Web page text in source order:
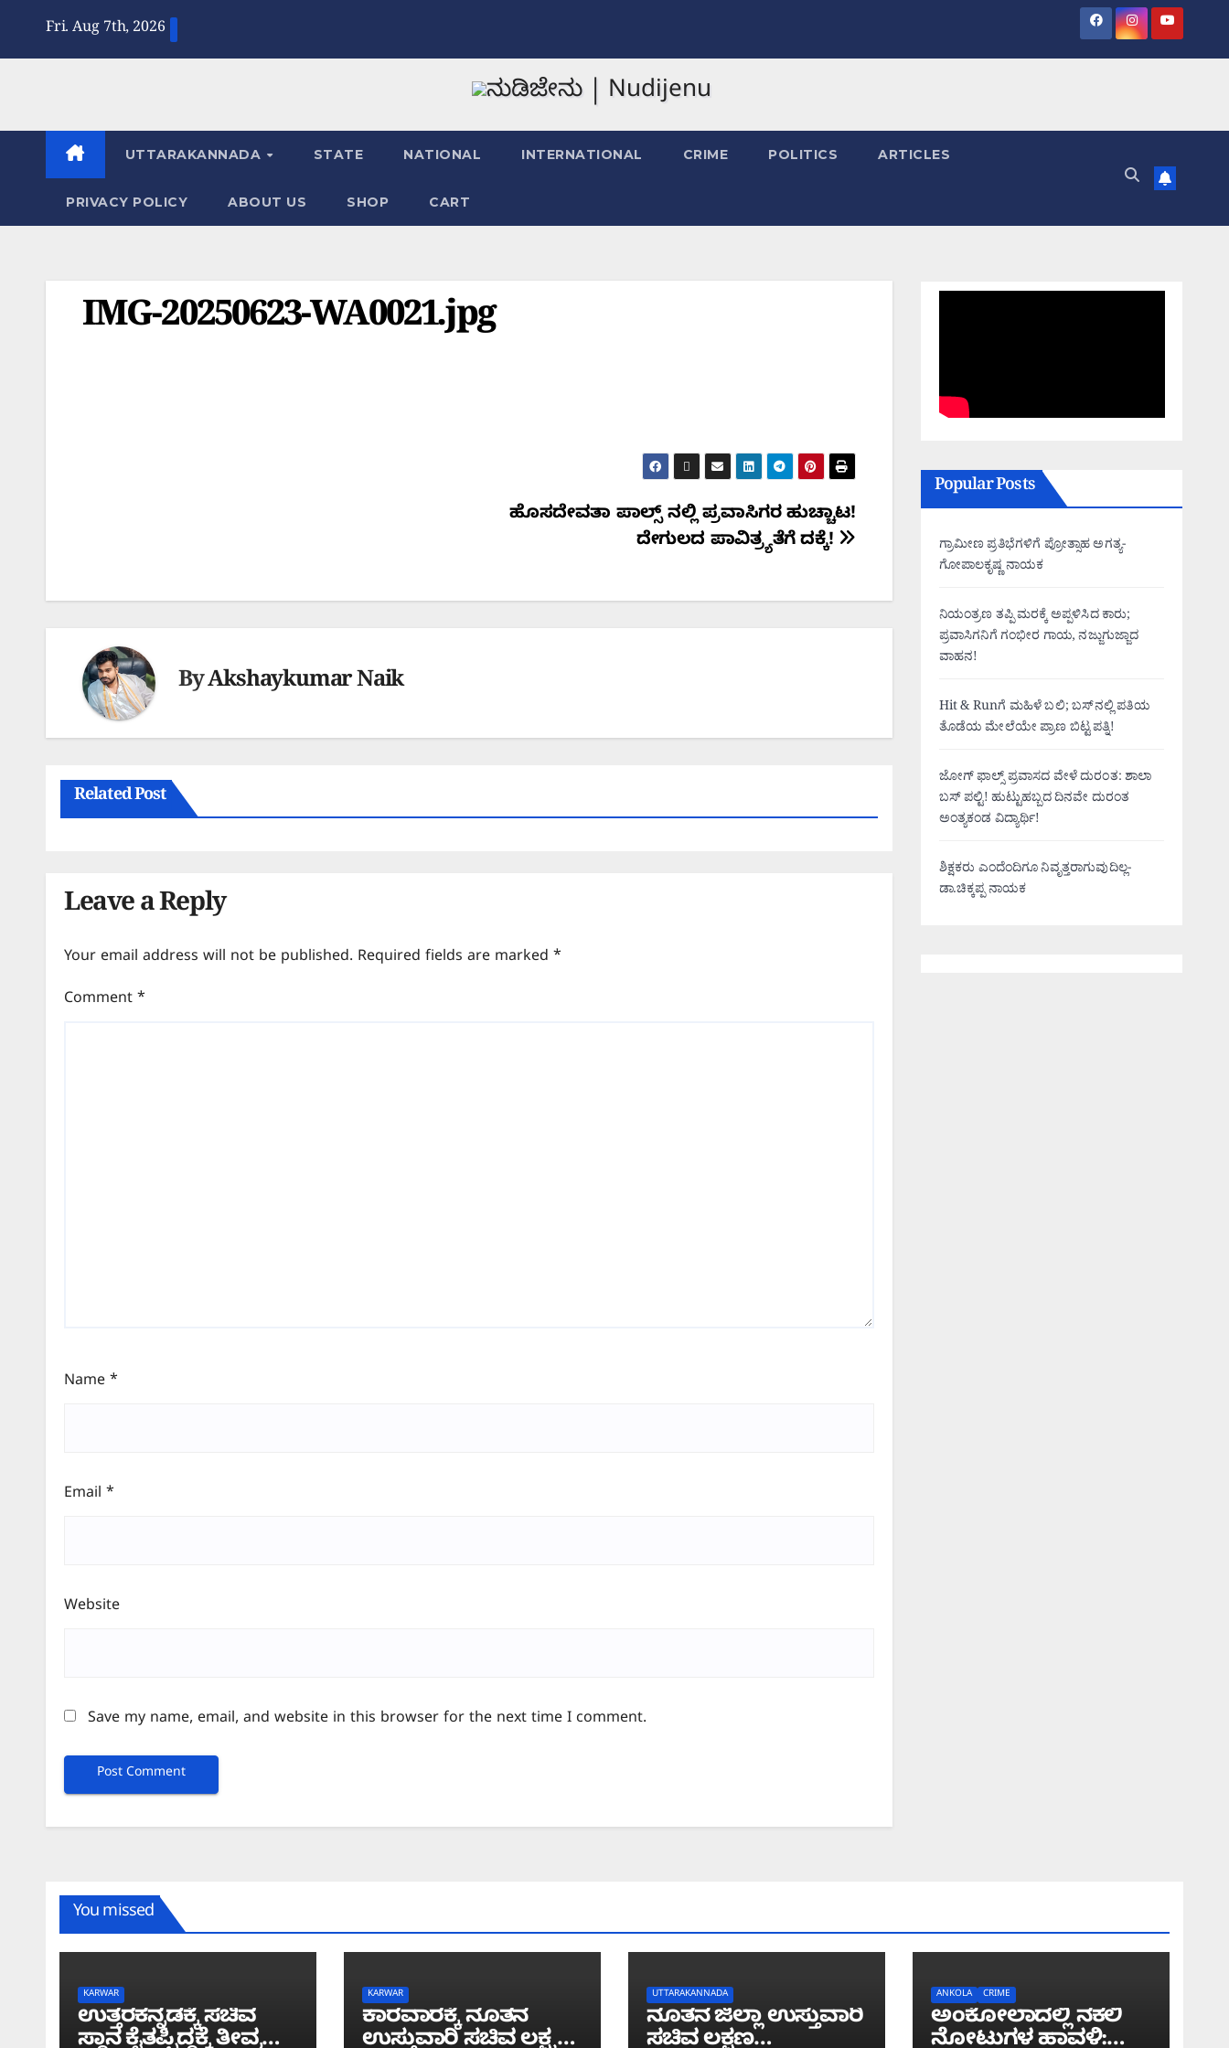
Fri. Aug 7th, 2026
UTTARAKANNADA STATE NATIONAL INTERNATIONAL CRIME POLITICS ARTICLES
PRIVACY POLICY ABOUT US SHOP CART
IMG-20250623-WA0021.jpg
ಹೊಸದೇವತಾ ಪಾಲ್ಸ್ ನಲ್ಲಿ ಪ್ರವಾಸಿಗರ ಹುಚ್ಚಾಟ!
ದೇಗುಲದ ಪಾವಿತ್ರ್ಯತೆಗೆ ದಕ್ಕೆ!
ByAkshaykumar Naik
Related Post
Leave a Reply
Your email address will not be published. Required fields are marked *
Comment *
Name *
Email *
Website
Save my name, email, and website in this browser for the next time I comment.
Popular Posts
ಗ್ರಾಮೀಣ ಪ್ರತಿಭೆಗಳಿಗೆ ಪ್ರೋತ್ಸಾಹ ಅಗತ್ಯ-
ಗೋಪಾಲಕೃಷ್ಣ ನಾಯಕ
ನಿಯಂತ್ರಣ ತಪ್ಪಿ ಮರಕ್ಕೆ ಅಪ್ಪಳಿಸಿದ ಕಾರು;
ಪ್ರವಾಸಿಗನಿಗೆ ಗಂಭೀರ ಗಾಯ, ನಜ್ಜುಗುಜ್ಜಾದ
ವಾಹನ!
Hit & Runಗೆ ಮಹಿಳೆ ಬಲಿ; ಬಸ್‌ನಲ್ಲಿ ಪತಿಯ
ತೊಡೆಯ ಮೇಲೆಯೇ ಪ್ರಾಣ ಬಿಟ್ಟ ಪತ್ನಿ!
ಜೋಗ್ ಫಾಲ್ಸ್ ಪ್ರವಾಸದ ವೇಳೆ ದುರಂತ: ಶಾಲಾ
ಬಸ್ ಪಲ್ಟಿ! ಹುಟ್ಟುಹಬ್ಬದ ದಿನವೇ ದುರಂತ
ಅಂತ್ಯಕಂಡ ವಿದ್ಯಾರ್ಥಿ!
ಶಿಕ್ಷಕರು ಎಂದೆಂದಿಗೂ ನಿವೃತ್ತರಾಗುವುದಿಲ್ಲ-
ಡಾ.ಚಿಕ್ಕಪ್ಪ ನಾಯಕ
You missed
KARWAR
ಉತ್ತರಕನ್ನಡಕ್ಕೆ ಸಚಿವ
ಸ್ಥಾನ ಕೈತಪ್ಪಿದ್ದಕ್ಕೆ ತೀವ್ರ
KARWAR
ಕಾರವಾರಕ್ಕೆ ನೂತನ
ಉಸ್ತುವಾರಿ ಸಚಿವ ಲಕ್ಷ್ಮಣ
UTTARAKANNADA
ನೂತನ ಜಿಲ್ಲಾ ಉಸ್ತುವಾರಿ
ಸಚಿವ ಲಕ್ಷಣ
ANKOLA CRIME
ಅಂಕೋಲಾದಲ್ಲಿ ನಕಲಿ
ನೋಟುಗಳ ಹಾವಳಿ: